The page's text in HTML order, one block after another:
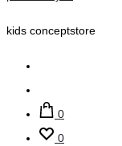
kids conceptstore
0
0